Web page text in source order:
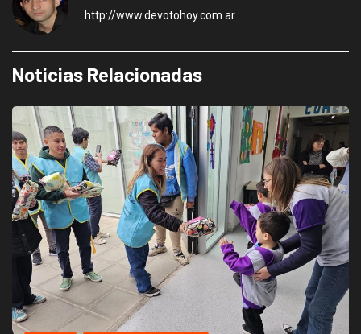
http://www.devotohoy.com.ar
Noticias Relacionadas